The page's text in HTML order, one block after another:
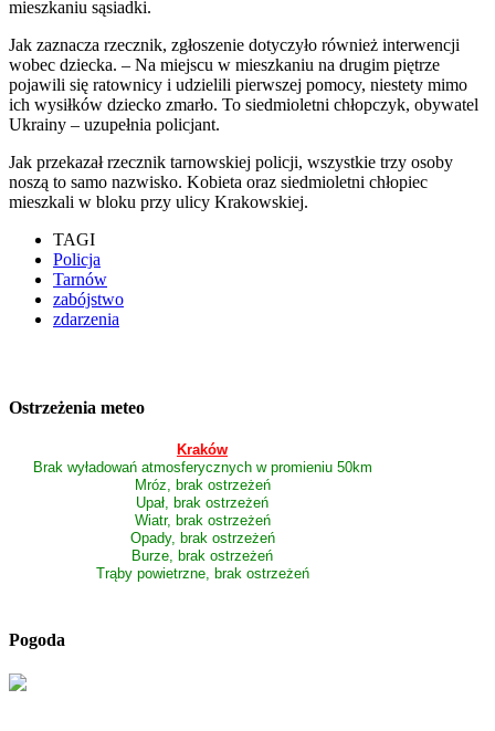
mieszkaniu sąsiadki.
Jak zaznacza rzecznik, zgłoszenie dotyczyło również interwencji
wobec dziecka. – Na miejscu w mieszkaniu na drugim piętrze
pojawili się ratownicy i udzielili pierwszej pomocy, niestety mimo
ich wysiłków dziecko zmarło. To siedmioletni chłopczyk, obywatel
Ukrainy – uzupełnia policjant.
Jak przekazał rzecznik tarnowskiej policji, wszystkie trzy osoby
noszą to samo nazwisko. Kobieta oraz siedmioletni chłopiec
mieszkali w bloku przy ulicy Krakowskiej.
TAGI
Policja
Tarnów
zabójstwo
zdarzenia
Ostrzeżenia meteo
Kraków
Brak wyładowań atmosferycznych w promieniu 50km
Mróz, brak ostrzeżeń
Upał, brak ostrzeżeń
Wiatr, brak ostrzeżeń
Opady, brak ostrzeżeń
Burze, brak ostrzeżeń
Trąby powietrzne, brak ostrzeżeń
Pogoda